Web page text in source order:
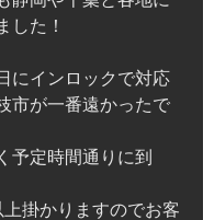
した！
にインロックで対応
市が一番遠かったで
予定時間通りに到
掛かりますのでお客